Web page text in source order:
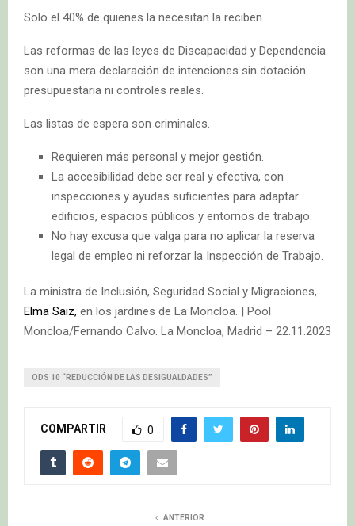
Solo el 40% de quienes la necesitan la reciben
Las reformas de las leyes de Discapacidad y Dependencia
son una mera declaración de intenciones sin dotación
presupuestaria ni controles reales.
Las listas de espera son criminales.
Requieren más personal y mejor gestión.
La accesibilidad debe ser real y efectiva, con
inspecciones y ayudas suficientes para adaptar
edificios, espacios públicos y entornos de trabajo.
No hay excusa que valga para no aplicar la reserva
legal de empleo ni reforzar la Inspección de Trabajo.
La ministra de Inclusión, Seguridad Social y Migraciones,
Elma Saiz, en los jardines de La Moncloa. | Pool
Moncloa/Fernando Calvo. La Moncloa, Madrid – 22.11.2023
ODS 10 “REDUCCIÓN DE LAS DESIGUALDADES”
COMPARTIR 0
ANTERIOR